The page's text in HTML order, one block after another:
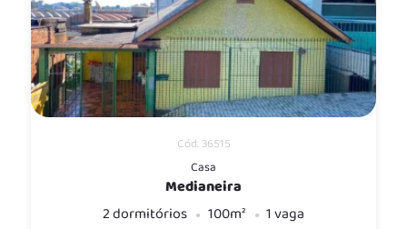
Cód. 36515
Casa
Medianeira
2 dormitórios
100m² 1 vaga